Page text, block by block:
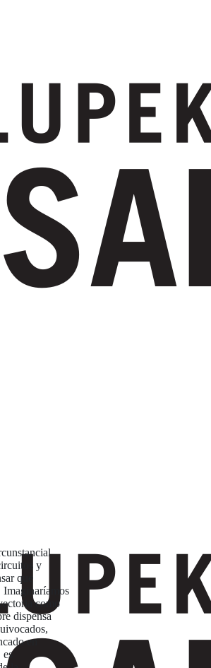
y
que
Imaginaríamos
como
dispensa
en
es